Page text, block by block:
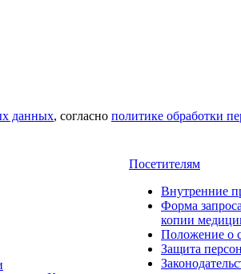
данных, согласно политике обработки
Посетителям
Внутренние
Форма
копии
Положение о
Защита